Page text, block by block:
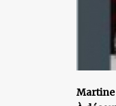
Martine